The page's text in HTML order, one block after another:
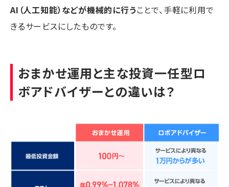
AI（人工知能）などが機械的に行うことで、手軽に利用で
きるサービスにしたものです。
おまかせ運用と主な投資一任型ロ
ボアドバイザーとの違いは？